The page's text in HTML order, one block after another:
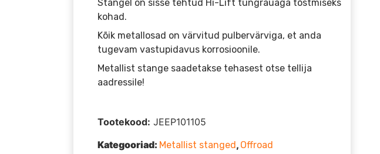
Stangel on sisse tehtud Hi-Lift tungrauaga tõstmiseks
kohad.
Kõik metallosad on värvitud pulbervärviga, et anda
tugevam vastupidavus korrosioonile.
Metallist stange saadetakse tehasest otse tellija
aadressile!
Tootekood: JEEP101105
Kategooriad: Metallist stanged , Offroad